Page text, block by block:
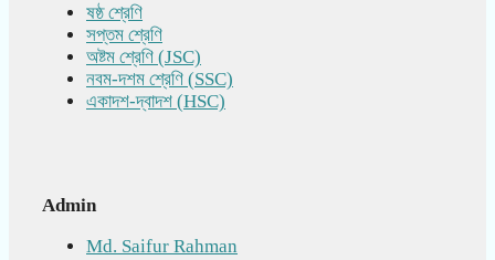
ষষ্ঠ শ্রেণি
সপ্তম শ্রেণি
অষ্টম শ্রেণি (JSC)
নবম-দশম শ্রেণি (SSC)
একাদশ-দ্বাদশ (HSC)
Admin
Md. Saifur Rahman